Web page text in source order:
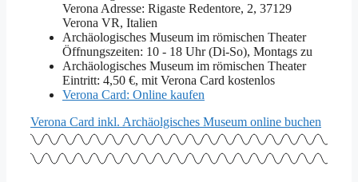
Verona Adresse: Rigaste Redentore, 2, 37129
Verona VR, Italien
Archäologisches Museum im römischen Theater
Öffnungszeiten: 10 - 18 Uhr (Di-So), Montags zu
Archäologisches Museum im römischen Theater
Eintritt: 4,50 €, mit Verona Card kostenlos
Verona Card: Online kaufen
Verona Card inkl. Archäolgisches Museum online buchen